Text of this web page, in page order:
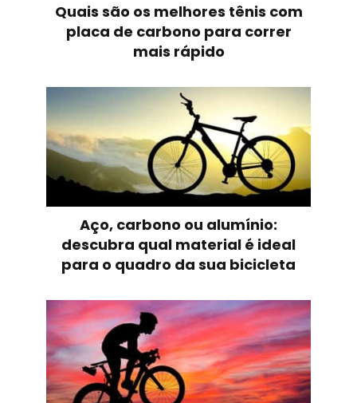
Quais são os melhores tênis com
placa de carbono para correr
mais rápido
Aço, carbono ou alumínio:
descubra qual material é ideal
para o quadro da sua bicicleta